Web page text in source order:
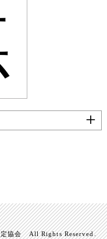
協会 All Rights Reserved.